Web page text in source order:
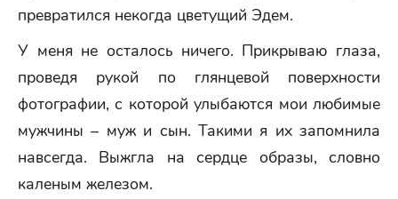
превратился некогда цветущий Эдем.
У меня не осталось ничего. Прикрываю глаза,
проведя рукой по глянцевой поверхности
фотографии, с которой улыбаются мои любимые
мужчины – муж и сын. Такими я их запомнила
навсегда. Выжгла на сердце образы, словно
каленым железом.